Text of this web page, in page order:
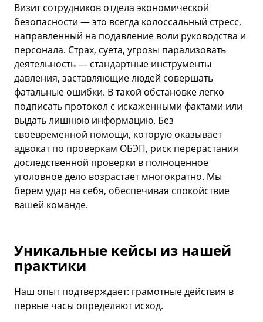
Визит сотрудников отдела экономической
безопасности — это всегда колоссальный стресс,
направленный на подавление воли руководства и
персонала. Страх, суета, угрозы парализовать
деятельность — стандартные инструменты
давления, заставляющие людей совершать
фатальные ошибки. В такой обстановке легко
подписать протокол с искаженными фактами или
выдать лишнюю информацию. Без
своевременной помощи, которую оказывает
адвокат по проверкам ОБЭП, риск перерастания
доследственной проверки в полноценное
уголовное дело возрастает многократно. Мы
берем удар на себя, обеспечивая спокойствие
вашей команде.
Уникальные кейсы из нашей
практики
Наш опыт подтверждает: грамотные действия в
первые часы определяют исход.